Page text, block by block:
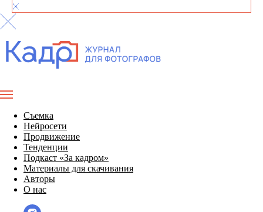
Съемка
Нейросети
Продвижение
Тенденции
Подкаст «За кадром»
Материалы для скачивания
Авторы
О нас